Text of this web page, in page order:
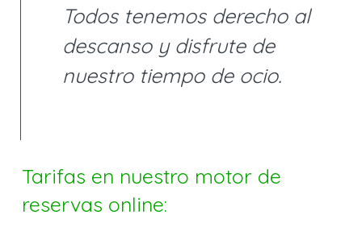
Todos tenemos derecho al
descanso y disfrute de
nuestro tiempo de ocio.
Tarifas en nuestro motor de
reservas online: